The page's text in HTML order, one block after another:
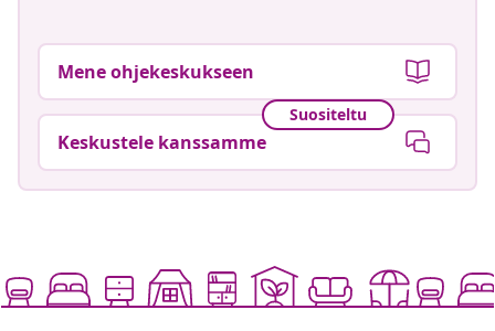
Mene ohjekeskukseen
Suositeltu
Keskustele kanssamme